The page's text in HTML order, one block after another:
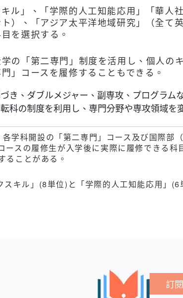
ル」、「学際的人工知能応用」
「華人
）、「アジア太平洋地域研究」（全て英
を選択する。
の「第二専門」制度を活用し、個人の
」コースを履修することもできる。
き、ダブルメジャー、副専攻、プログラ
科の制度を利用し、専門分野や専攻領域を
各学科開設の「第二専門」コース及び国際部
ースの履修生が入学後に実際に履修できる
ることがある。
キル」(8単位)と「学際的人工知能応用」(6
訂